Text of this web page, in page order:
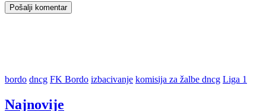
bordo dncg FK Bordo izbacivanje komisija za žalbe dncg Liga 1
Najnovije